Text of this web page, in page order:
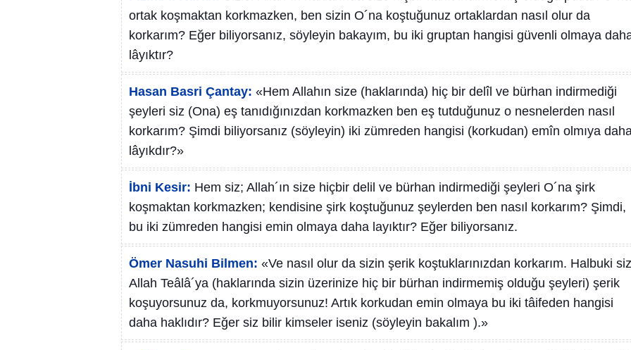
ortak koşmaktan korkmazken, ben sizin O´na koştuğunuz ortaklardan nasıl olur da
korkarım? Eğer biliyorsanız, söyleyin bakayım, bu iki gruptan hangisi güvenli olmaya
lâyıktır?
Hasan Basri Çantay: «Hem Allahın size (haklarında) hiç bir delîl ve bürhan indirmediği
şeyleri siz (Ona) eş tanıdığınızdan korkmazken ben eş tutduğunuz o nesnelerden nasıl
korkarım? Şimdi biliyorsanız (söyleyin) iki zümreden hangisi (korkudan) emîn olmıya
lâyıkdır?»
İbni Kesir: Hem siz; Allah´ın size hiçbir delil ve bürhan indirmediği şeyleri O´na şirk
koşmaktan korkmazken; kendisine şirk koştuğunuz şeylerden ben nasıl korkarım? Şimdi,
bu iki zümreden hangisi emin olmaya daha layıktır? Eğer biliyorsanız.
Ömer Nasuhi Bilmen: «Ve nasıl olur da sizin şerik koştuklarınızdan korkarım. Halbuki siz
Allah Teâlâ´ya (haklarında sizin üzerinize hiç bir bürhan indirmemiş olduğu şeyleri) şerik
koşuyorsunuz da, korkmuyorsunuz! Artık korkudan emin olmaya bu iki tâifeden hangisi
daha haklıdır? Eğer siz bilir kimseler iseniz (söyleyin bakalım ).»